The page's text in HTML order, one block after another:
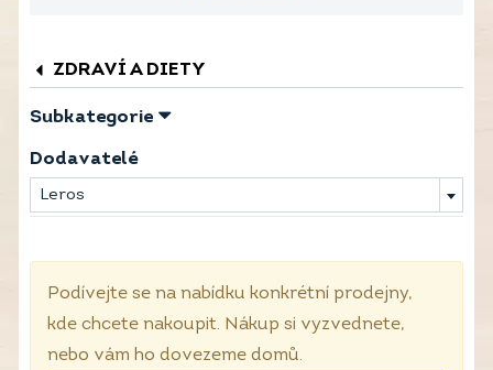
ZDRAVÍ A DIETY
Subkategorie
Dodavatelé
Leros
Podívejte se na nabídku konkrétní prodejny,
kde chcete nakoupit. Nákup si vyzvednete,
nebo vám ho dovezeme domů.